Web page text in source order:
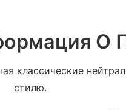
О
классические
стилю.